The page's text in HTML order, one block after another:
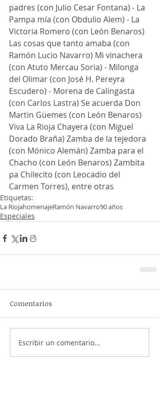
padres (con Julio Cesar Fontana) - La
Pampa mía (con Obdulio Alem) - La
Victoria Romero (con León Benaros)
Las cosas que tanto amaba (con
Ramón Lucio Navarro) Mi vinachera
(con Atuto Mercau Soria) - Milonga
del Olimar (con José H. Pereyra
Escudero) - Morena de Calingasta
(con Carlos Lastra) Se acuerda Don
Martin Güemes (con León Benaros)
Viva La Rioja Chayera (con Miguel
Dorado Braña) Zamba de la tejedora
(con Mónico Alemán) Zamba para el
Chacho (con León Benaros) Zambita
pa Chilecito (con Leocadio del
Carmen Torres), entre otras
Etiquetas:
La RiojahomenajeRamón Navarro90 años
Especiales
Comentarios
Escribir un comentario...